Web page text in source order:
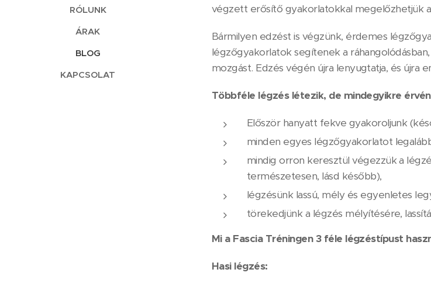
RÓLUNK
ÁRAK
BLOG
KAPCSOLAT
végzett erősítő gyakorlatokkal megelőzhetjük
Bármilyen edzést is végzünk, érdemes
légzőgyakorlatok segítenek a
mozgást. Edzés végén újra lenyugtatja, és újra
Többféle légzés létezik, de mindegyikre
Először hanyatt fekve gyakoroljunk
minden egyes légzőgyakorlatot
mindig orron keresztül végezzük a
természetesen, lásd később),
légzésünk lassú, mély és egyenletes
törekedjünk a légzés mélyítésére,
Mi a Fascia Tréningen 3 féle légzéstípust
Hasi légzés: